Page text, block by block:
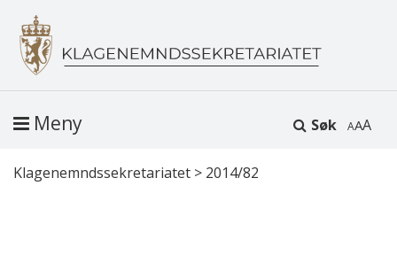
Søk A
Meny
Klagenemndssekretariatet > 2014/82